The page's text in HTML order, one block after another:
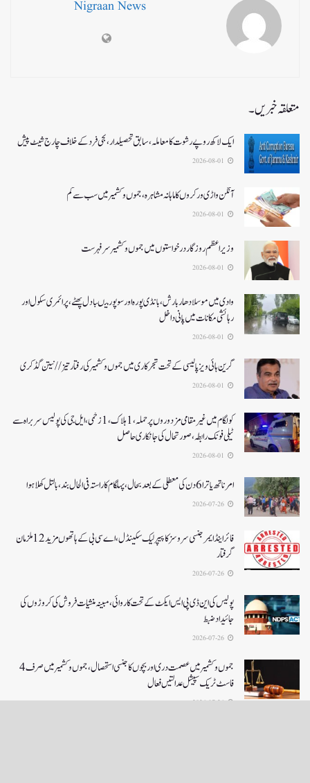
Nigraan News
متعلقہ خبریں۔
ایک لاکھ روپے رشوت کا معاملہ،سابق تحصیلدار، نجی فرد کے خلاف چارج شیٹ پیش
آنگن واڑی ورکروں کا ماہانہ مشاہرہ، جموں و کشمیر میں سب سے کم
وزیر اعظم روزگار درخواستوں میں جموں و کشمیر سرفہرست
وادی میں موسلادھار بارش،بانڈی پورہ اور سوپور میںبادل پھٹے، پرائمری سکول اور
رہائشی مکانات میں پانی داخل
گرین ہائی ویز پالیسی کے تحت شجرکاری میں جموں و کشمیر کی رفتار تیز// نیتن گڈکری
کولگام میں غیر مقامی مزدوروں پر حملہ،1ہلاک،1زخمی،ایل جی کی پولیس سربراہ سے
ٹیلی فونک رابطہ، صورتحال کی جانکاری حاصل
امرناتھ یاترا 6دن کی معطلی کے بعد بحال،پہلگام کا راستہ فی الحال بند، بالتل کھلا ہوا
فائر اینڈ ایمرجنسی سروسز کا پیپر لیک سکینڈل،اے سی بی کے ہاتھوں مزید 12 ملزمان
گرفتار
پولیس کی این ڈی پی ایس ایکٹ کے تحت کاروائی، مبینہ منشیات فروش کی کروڑوں کی
جائیداد ضبط
جموں و کشمیر میں عصمت دری اور بچوں کا جنسی استحصال،جموں و کشمیر میں صرف 4
فاسٹ ٹریک سپیشل عدالتیں فعال
2026-07-26